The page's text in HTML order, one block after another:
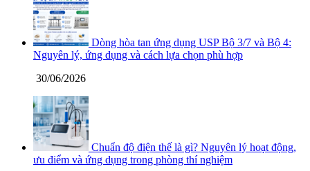
Dòng hòa tan ứng dụng USP Bộ 3/7 và Bộ 4:
Nguyên lý, ứng dụng và cách lựa chọn phù hợp
30/06/2026
Chuẩn độ điện thế là gì? Nguyên lý hoạt động,
ưu điểm và ứng dụng trong phòng thí nghiệm